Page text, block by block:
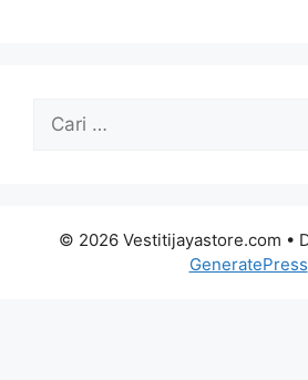
Cari
© 2026 Vestitijayastore.com •
GeneratePress